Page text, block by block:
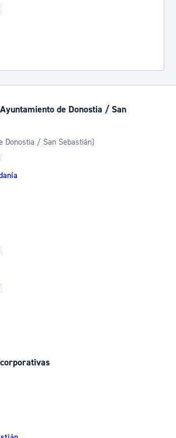
de Donostia / San
Donostia / San Sebastián)